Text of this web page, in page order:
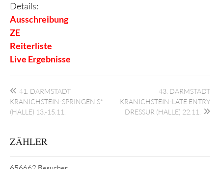
Details:
Ausschreibung
ZE
Reiterliste
Live Ergebnisse
Beitragsnavigation
41. DARMSTADT
KRANICHSTEIN-SPRINGEN S*
(HALLE) 13.-15.11.
43. DARMSTADT
KRANICHSTEIN-LATE ENTRY
DRESSUR (HALLE) 22.11.
ZÄHLER